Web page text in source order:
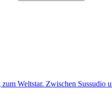
Weltstar. Zwischen Sussudio